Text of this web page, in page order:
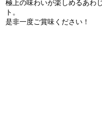
極上の味わいが楽しめるあわ
ト。
是非一度ご賞味ください！